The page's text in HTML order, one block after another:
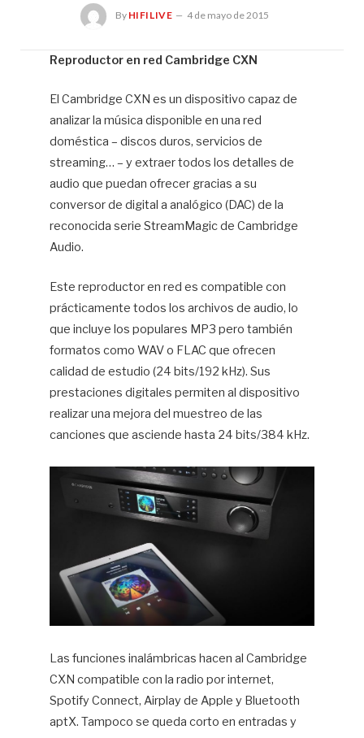
By HIFILIVE 4 de mayo de 2015
Reproductor en red Cambridge CXN
El Cambridge CXN es un dispositivo capaz de
analizar la música disponible en una red
doméstica – discos duros, servicios de
streaming… – y extraer todos los detalles de
audio que puedan ofrecer gracias a su
conversor de digital a analógico (DAC) de la
reconocida serie StreamMagic de Cambridge
Audio.
Este reproductor en red es compatible con
prácticamente todos los archivos de audio, lo
que incluye los populares MP3 pero también
formatos como WAV o FLAC que ofrecen
calidad de estudio (24 bits/192 kHz). Sus
prestaciones digitales permiten al dispositivo
realizar una mejora del muestreo de las
canciones que asciende hasta 24 bits/384 kHz.
Las funciones inalámbricas hacen al Cambridge
CXN compatible con la radio por internet,
Spotify Connect, Airplay de Apple y Bluetooth
aptX. Tampoco se queda corto en entradas y